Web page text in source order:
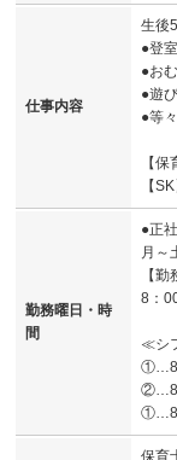
仕事内容
生後
●登
●お
●遊
●等
【
【SK
勤務曜日・時
間
●正
月～
【勤
8：
≪シ
①…8
②…8
①…8
保育